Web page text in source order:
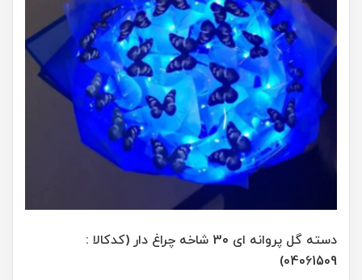
دسته گل پروانه ای 30 شاخه چراغ دار (کدکالا :
04061509)